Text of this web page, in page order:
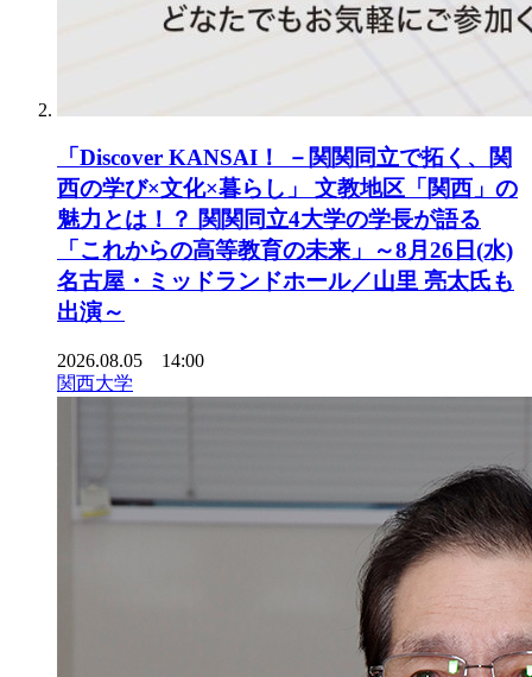
「Discover KANSAI！ －関関同立で拓く、関
西の学び×文化×暮らし」 文教地区「関西」の
魅力とは！？ 関関同立4大学の学長が語る
「これからの高等教育の未来」～8月26日(水)
名古屋・ミッドランドホール／山里 亮太氏も
出演～
2026.08.05 14:00
関西大学